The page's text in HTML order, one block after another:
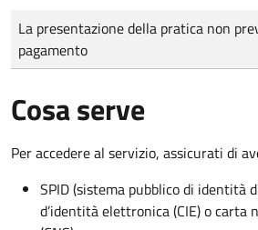
Tipo di pagamento
Importo
La presentazione della pratica non
pagamento
Cosa serve
Per accedere al servizio, assicurati di
SPID (sistema pubblico di identità
d’identità elettronica (CIE) o carta